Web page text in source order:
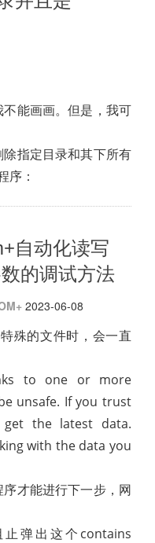
能画画。但是，我可
指定目录和其下所有
序：
自动化读写
的调试方法
2023-06-08
殊的文件时，会一直
to one or more
unsafe. If you trust
the latest data.
with the data you
才能进行下一步，网
弹出这个contains